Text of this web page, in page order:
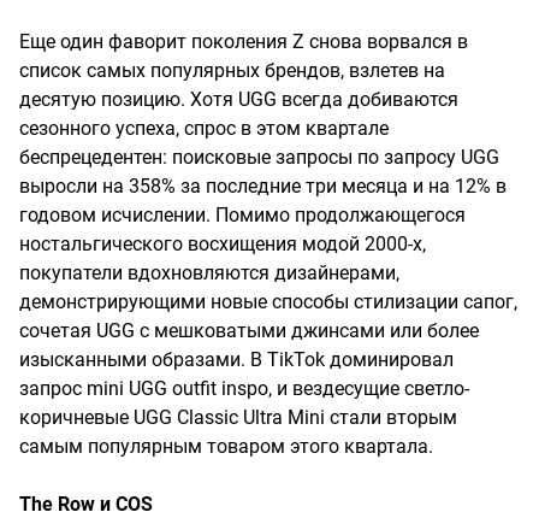
Еще один фаворит поколения Z снова ворвался в
список самых популярных брендов, взлетев на
десятую позицию. Хотя UGG всегда добиваются
сезонного успеха, спрос в этом квартале
беспрецедентен: поисковые запросы по запросу UGG
выросли на 358% за последние три месяца и на 12% в
годовом исчислении. Помимо продолжающегося
ностальгического восхищения модой 2000-х,
покупатели вдохновляются дизайнерами,
демонстрирующими новые способы стилизации сапог,
сочетая UGG с мешковатыми джинсами или более
изысканными образами. В TikTok доминировал
запрос mini UGG outfit inspo, и вездесущие светло-
коричневые UGG Classic Ultra Mini стали вторым
самым популярным товаром этого квартала.
The Row и COS